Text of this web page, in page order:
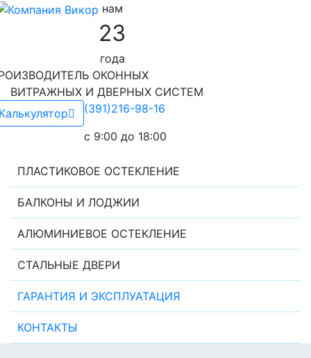
нам
23
года
ОКОННЫХ
И ДВЕРНЫХ СИСТЕМ
(391)216-98-16
c 9:00 до 18:00
ПЛАСТИКОВОЕ ОСТЕКЛЕНИЕ
БАЛКОНЫ И ЛОДЖИИ
АЛЮМИНИЕВОЕ ОСТЕКЛЕНИЕ
СТАЛЬНЫЕ ДВЕРИ
ГАРАНТИЯ И ЭКСПЛУАТАЦИЯ
КОНТАКТЫ